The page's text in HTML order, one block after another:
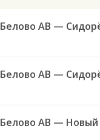
Белово АВ —
Белово АВ —
Белово АВ — Новый